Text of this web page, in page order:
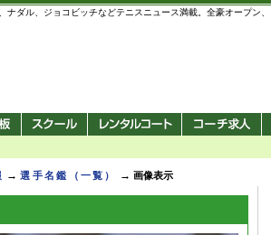
ダル、ジョコビッチなどテニスニュース満載。全豪オープン
→選手名鑑（一覧） → 画像表示